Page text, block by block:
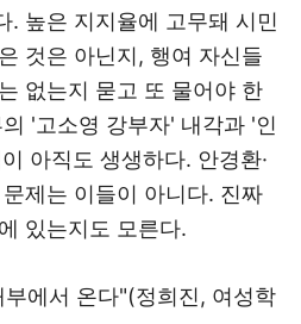
. 높은 지지율에 고무돼 시민
것은 아닌지, 행여 자신들
없는지 묻고 또 물어야 한
'고소영 강부자' 내각과 '인
아직도 생생하다. 안경환·
문제는 이들이 아니다. 진짜
있는지도 모른다.
에서 온다"(정희진, 여성학